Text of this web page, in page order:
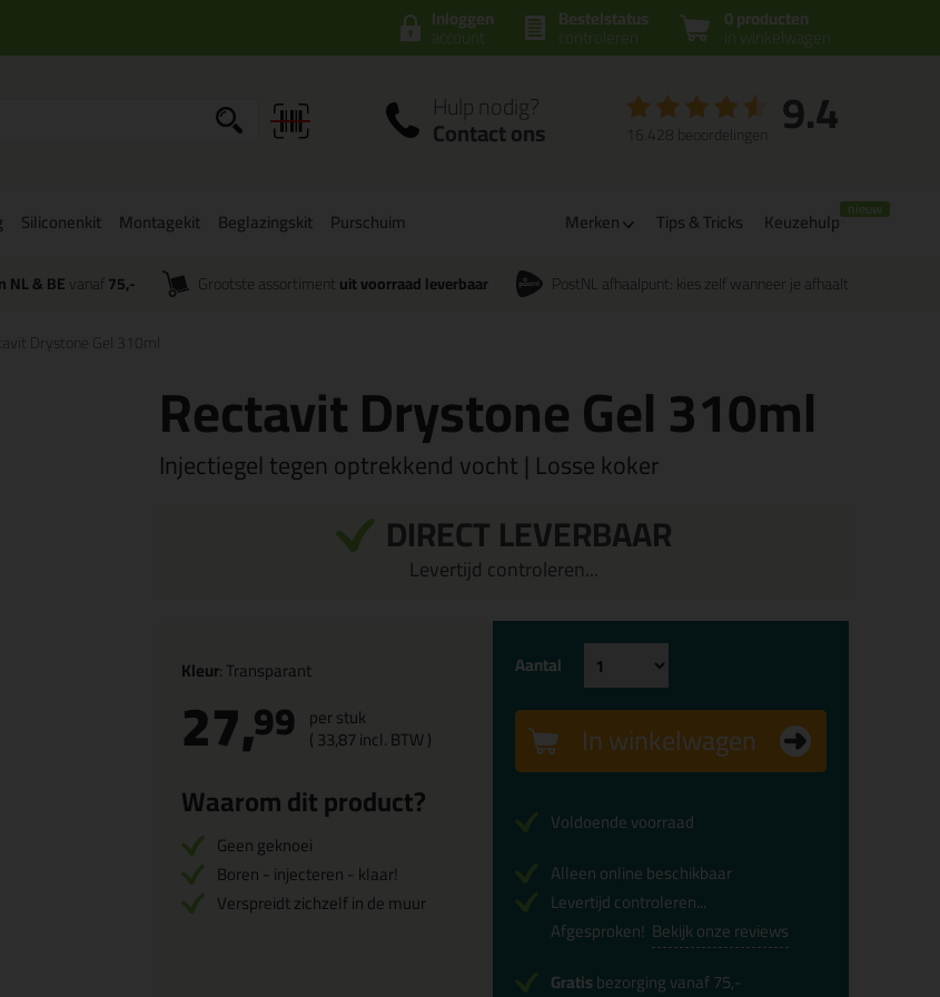
0 producten
in winkelwagen
Bestelstatus
controleren
Inloggen
account
Hulp nodig?
Contact ons 9.4
16.428 beoordelingen
Siliconenkit Montagekit Beglazingskit Purschuim Merken Tips & Tricks Keuzehulp
NL & BEvanaf 75,- Grootste assortiment uit voorraad leverbaar PostNL afhaalpunt: kies zelf wanneer je afhaalt
Drystone Gel 310ml
Rectavit Drystone Gel 310ml
Injectiegel tegen optrekkend vocht | Losse koker
DIRECT LEVERBAAR
Levertijd controleren...
Kleur: Transparant
27,99 per stuk
(33,87incl. BTW )
Waarom dit product?
Geen geknoei
Boren - injecteren - klaar!
Verspreidt zichzelf in de muur
Aantal
In winkelwagen
Voldoende voorraad
Alleen online beschikbaar
Levertijd controleren...
Afgesproken! Bekijk onze reviews
Gratisbezorging vanaf 75,-